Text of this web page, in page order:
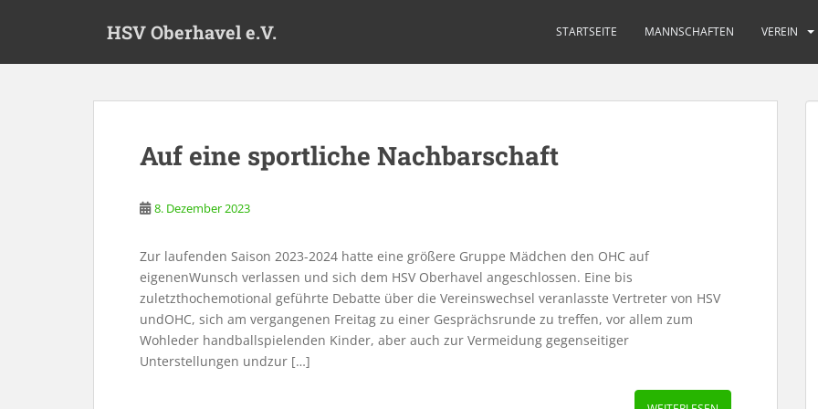
HSV Oberhavel e.V. STARTSEITE MANNSCHAFTEN VEREIN
Auf eine sportliche Nachbarschaft
8. Dezember 2023
Zur laufenden Saison 2023-2024 hatte eine größere Gruppe Mädchen den OHC auf
eigenenWunsch verlassen und sich dem HSV Oberhavel angeschlossen. Eine bis
zuletzthochemotional geführte Debatte über die Vereinswechsel veranlasste Vertreter von HSV
undOHC, sich am vergangenen Freitag zu einer Gesprächsrunde zu treffen, vor allem zum
Wohleder handballspielenden Kinder, aber auch zur Vermeidung gegenseitiger
Unterstellungen undzur […]
No logo found, please add some logos No